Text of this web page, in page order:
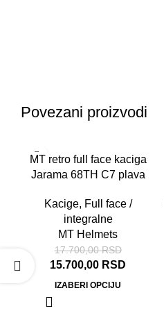
Povezani proizvodi
-11%
MT retro full face kaciga
Jarama 68TH C7 plava
Kacige, Full face /
integralne
MT Helmets
17.700,00RSD
15.700,00 RSD
IZABERI OPCIJU